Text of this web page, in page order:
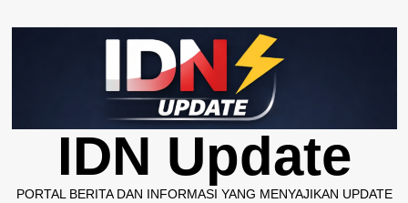
to
IDN Update
PORTAL BERITA DAN INFORMASI YANG MENYAJIKAN UPDATE